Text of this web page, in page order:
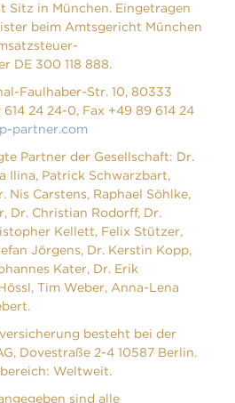
Sitz in München. Eingetragen
beim Amtsgericht München
DE 300 118 888.
Faulhaber-Str. 10, 80333
24 24-0, Fax +49 89 614 24
partner.com
Partner der Gesellschaft: Dr.
Ilina, Patrick Schwarzbart,
Nis Carstens, Raphael Söhlke,
Dr. Christian Rodorff, Dr.
Kellett, Felix Stützer,
Jörgens, Dr. Kerstin Kopp,
Kater, Dr. Erik
Tim Weber, Anna-Lena
besteht bei der
Dovestraße 2-4 10587 Berlin.
Weltweit.
sind alle